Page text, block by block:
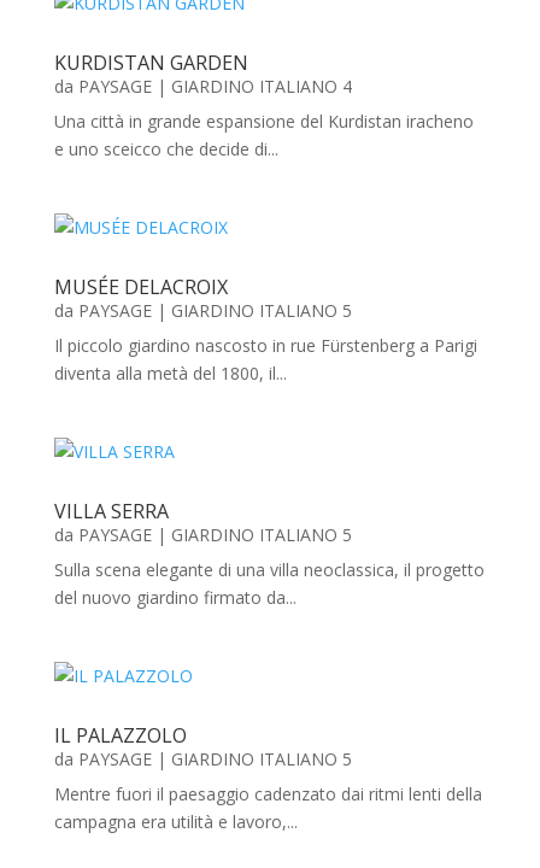
KURDISTAN GARDEN
da PAYSAGE| GIARDINO ITALIANO 4
Una città in grande espansione del Kurdistan iracheno
e uno sceicco che decide di...
MUSÉE DELACROIX
da PAYSAGE| GIARDINO ITALIANO 5
Il piccolo giardino nascosto in rue Fürstenberg a Parigi
diventa alla metà del 1800, il...
VILLA SERRA
da PAYSAGE| GIARDINO ITALIANO 5
Sulla scena elegante di una villa neoclassica, il progetto
del nuovo giardino firmato da...
IL PALAZZOLO
da PAYSAGE| GIARDINO ITALIANO 5
Mentre fuori il paesaggio cadenzato dai ritmi lenti della
campagna era utilità e lavoro,...